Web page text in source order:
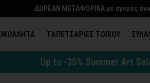
ΔΩΡΕΑΝ ΜΕΤΑΦΟΡΙΚΑ με αγορές
TΑΠΕΤΣΑΡΙΕΣ ΤΟΙΧΟΥ
Up to -35% Summer Art